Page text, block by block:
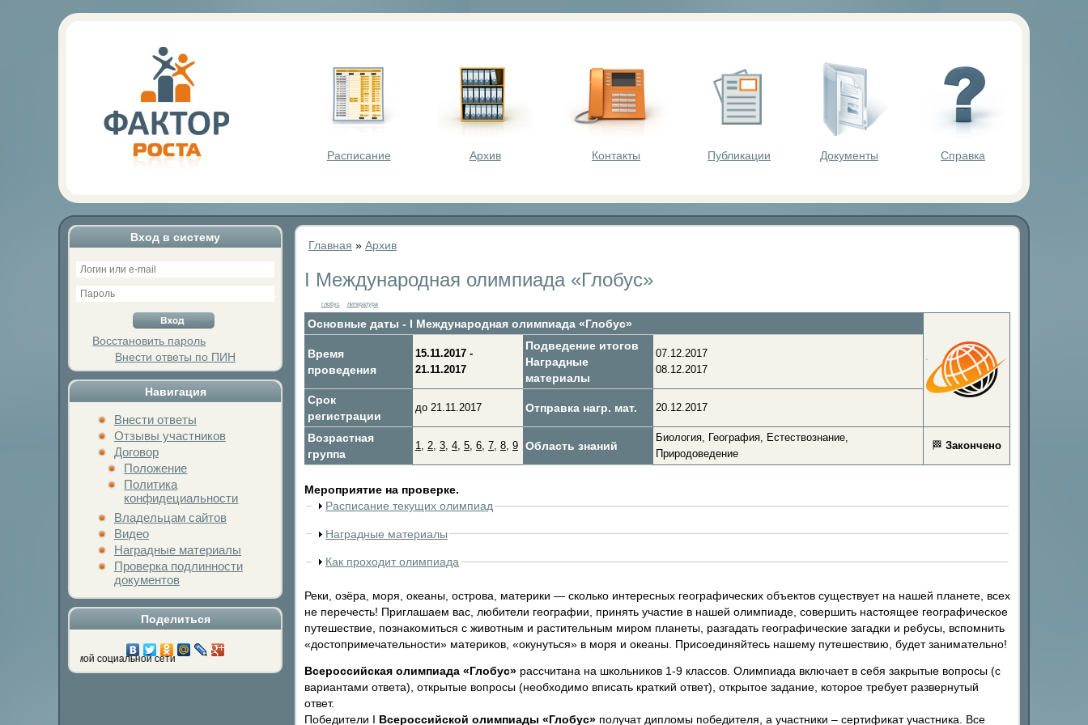
Расписание Архив Контакты Публикации Документы Справка
Вход в систему
Восстановить пароль
Внести ответы по ПИН
Навигация
Внести ответы
Отзывы участников
Договор
Положение
Политика
конфидециальности
Владельцам сайтов
Видео
Наградные материалы
Проверка подлинности
документов
Поделиться
любимой социальной сети
Главная » Архив
I Международная олимпиада «Глобус»
глобус литература
Основные даты - I Международная олимпиада «Глобус»
Время
проведения
15.11.2017 -
21.11.2017
Подведение итогов
Наградные
материалы
07.12.2017
08.12.2017
Срок
регистрации
до 21.11.2017 Отправка нагр. мат. 20.12.2017
Возрастная
группа
1, 2, 3, 4, 5, 6, 7, 8, 9 Область знаний
Биология, География, Естествознание,
Природоведение
🏁 Закончено
Мероприятие на проверке.
Расписание текущих олимпиад
Наградные материалы
Как проходит олимпиада
Реки, озёра, моря, океаны, острова, материки — сколько интересных географических объектов существует на нашей планете, всех
не перечесть! Приглашаем вас, любители географии, принять участие в нашей олимпиаде, совершить настоящее географическое
путешествие, познакомиться с животным и растительным миром планеты, разгадать географические загадки и ребусы, вспомнить
«достопримечательности» материков, «окунуться» в моря и океаны. Присоединяйтесь нашему путешествию, будет занимательно!
Всероссийская олимпиада «Глобус» рассчитана на школьников 1-9 классов. Олимпиада включает в себя закрытые вопросы (с
вариантами ответа), открытые вопросы (необходимо вписать краткий ответ), открытое задание, которое требует развернутый
ответ.
Победители I Всероссийской олимпиады «Глобус» получат дипломы победителя, а участники – сертификат участника. Все